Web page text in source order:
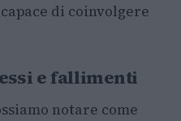
di coinvolgere
e fallimenti
notare come